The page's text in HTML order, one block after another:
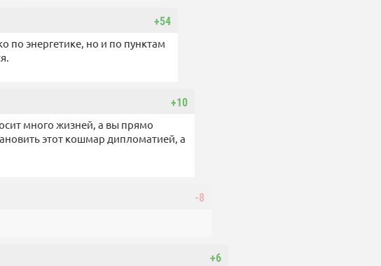
+54
по энергетике, но и по пунктам
+10
много жизней, а вы прямо
этот кошмар дипломатией, а
-8
+6